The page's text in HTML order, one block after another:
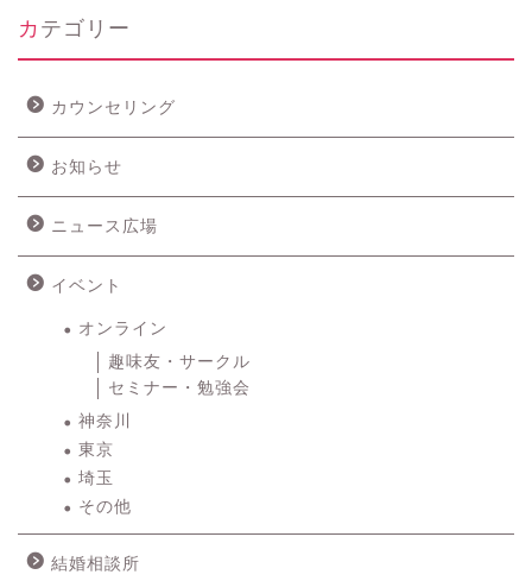
カテゴリー
カウンセリング
お知らせ
ニュース広場
イベント
オンライン
趣味友・サークル
セミナー・勉強会
神奈川
東京
埼玉
その他
結婚相談所